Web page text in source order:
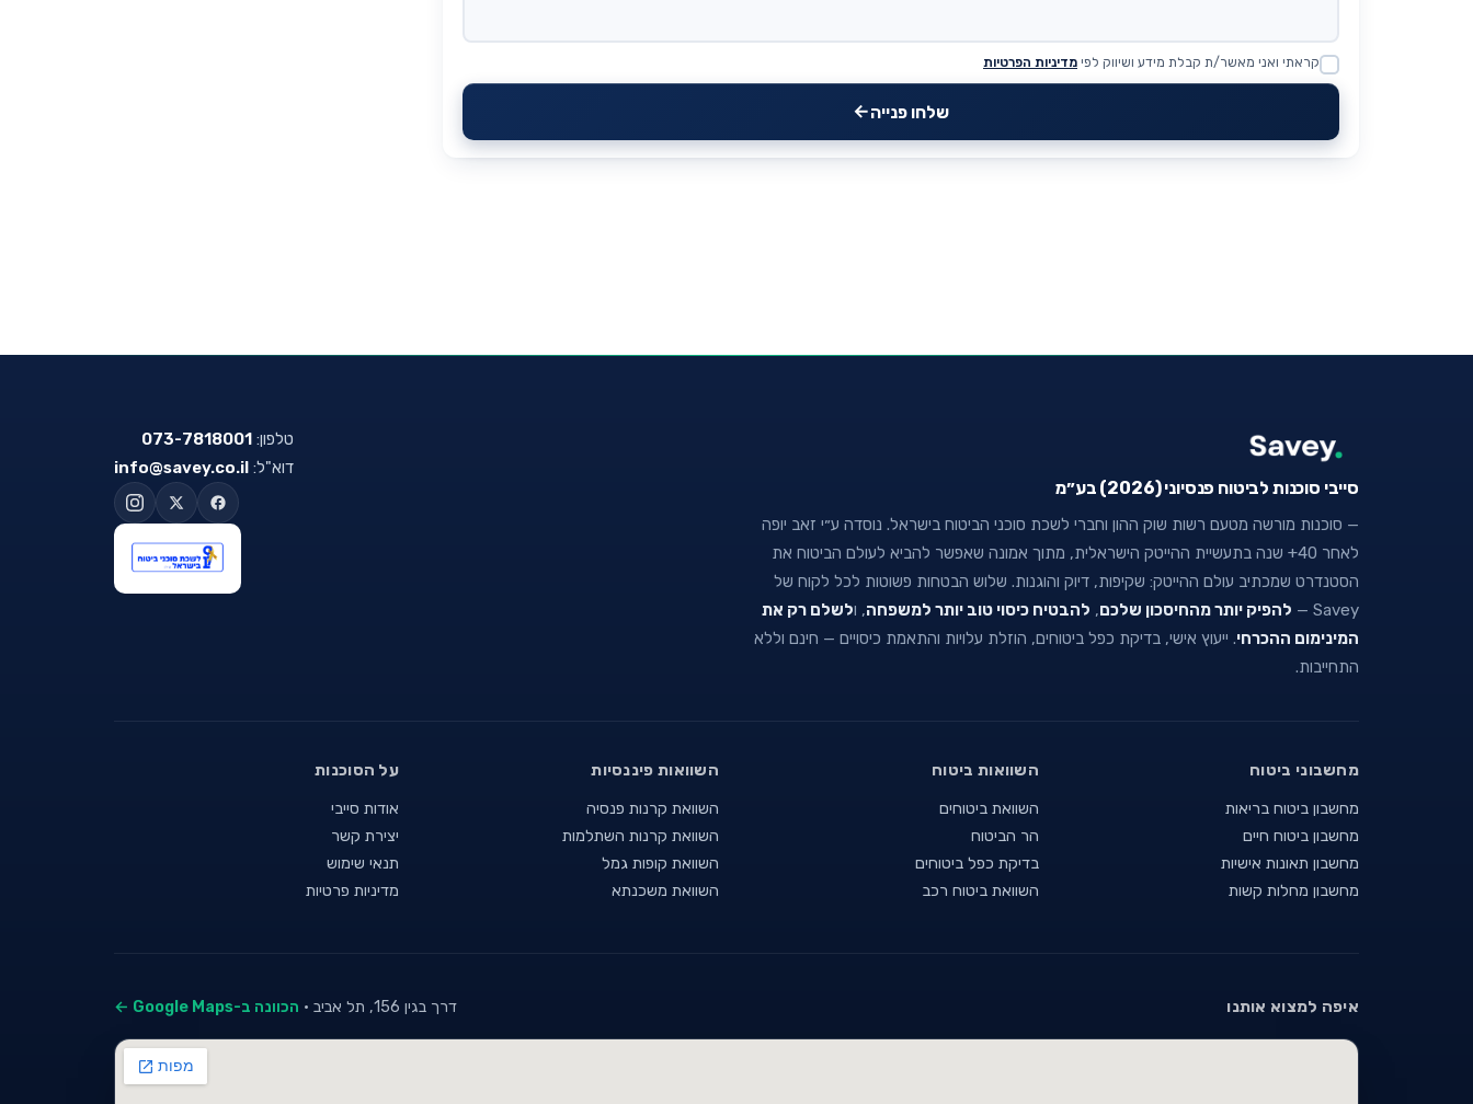
Website
קראתי ואני מאשר/ת קבלת מידע ושיווק לפי מדיניות הפרטיות
שלחו פנייה
סייבי סוכנות לביטוח פנסיוני (2026) בע״מ
— סוכנות מורשה מטעם רשות שוק ההון וחברי לשכת סוכני הביטוח בישראל. נוסדה ע״י זאב יופה
לאחר 40+ שנה בתעשיית ההייטק הישראלית, מתוך אמונה שאפשר להביא לעולם הביטוח את
הסטנדרט שמכתיב עולם ההייטק: שקיפות, דיוק והוגנות. שלוש הבטחות פשוטות לכל לקוח של
Savey —
להפיק יותר מהחיסכון שלכם, להבטיח כיסוי טוב יותר למשפחה, ולשלם רק את
המינימום ההכרחי. ייעוץ אישי, בדיקת כפל ביטוחים, הוזלת עלויות והתאמת כיסויים — חינם וללא
התחייבות.
טלפון: 073-7818001
דוא"ל: info@savey.co.il
מחשבוני ביטוח
מחשבון ביטוח בריאות
מחשבון ביטוח חיים
מחשבון תאונות אישיות
מחשבון מחלות קשות
השוואות ביטוח
השוואת ביטוחים
הר הביטוח
בדיקת כפל ביטוחים
השוואת ביטוח רכב
השוואות פיננסיות
השוואת קרנות פנסיה
השוואת קרנות השתלמות
השוואת קופות גמל
השוואת משכנתא
על הסוכנות
אודות סייבי
יצירת קשר
תנאי שימוש
מדיניות פרטיות
איפה למצוא אותנו דרך בגין 156, תל אביב · הכוונה ב-Google Maps ←